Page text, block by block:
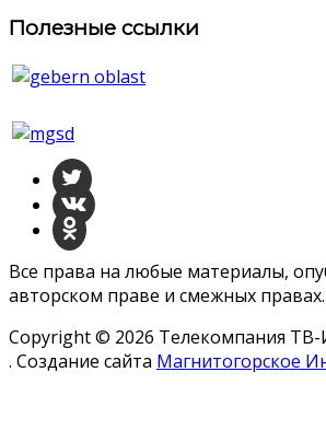
Полезные ссылки
Все права на любые материалы,
авторском праве и смежных
Copyright © 2026 Телекомпания
. Создание сайта Магнитогорское